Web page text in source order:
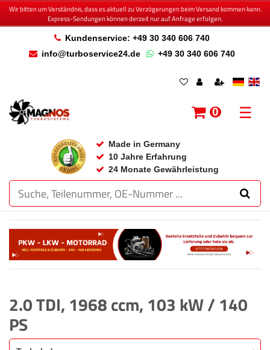
Wir bitten um Verständnis, dass es aktuell zu Verzögerungen beim Versand kommen kann.
Express-Sendungen können derzeit nur auf Anfrage erfolgen.
Kundenservice: +49 30 340 606 740
info@turboservice24.de
+49 30 340 606 740
Made in Germany
10 Jahre Erfahrung
24 Monate Gewährleistung
0 ☰
2.0 TDI, 1968 ccm, 103 kW / 140
PS